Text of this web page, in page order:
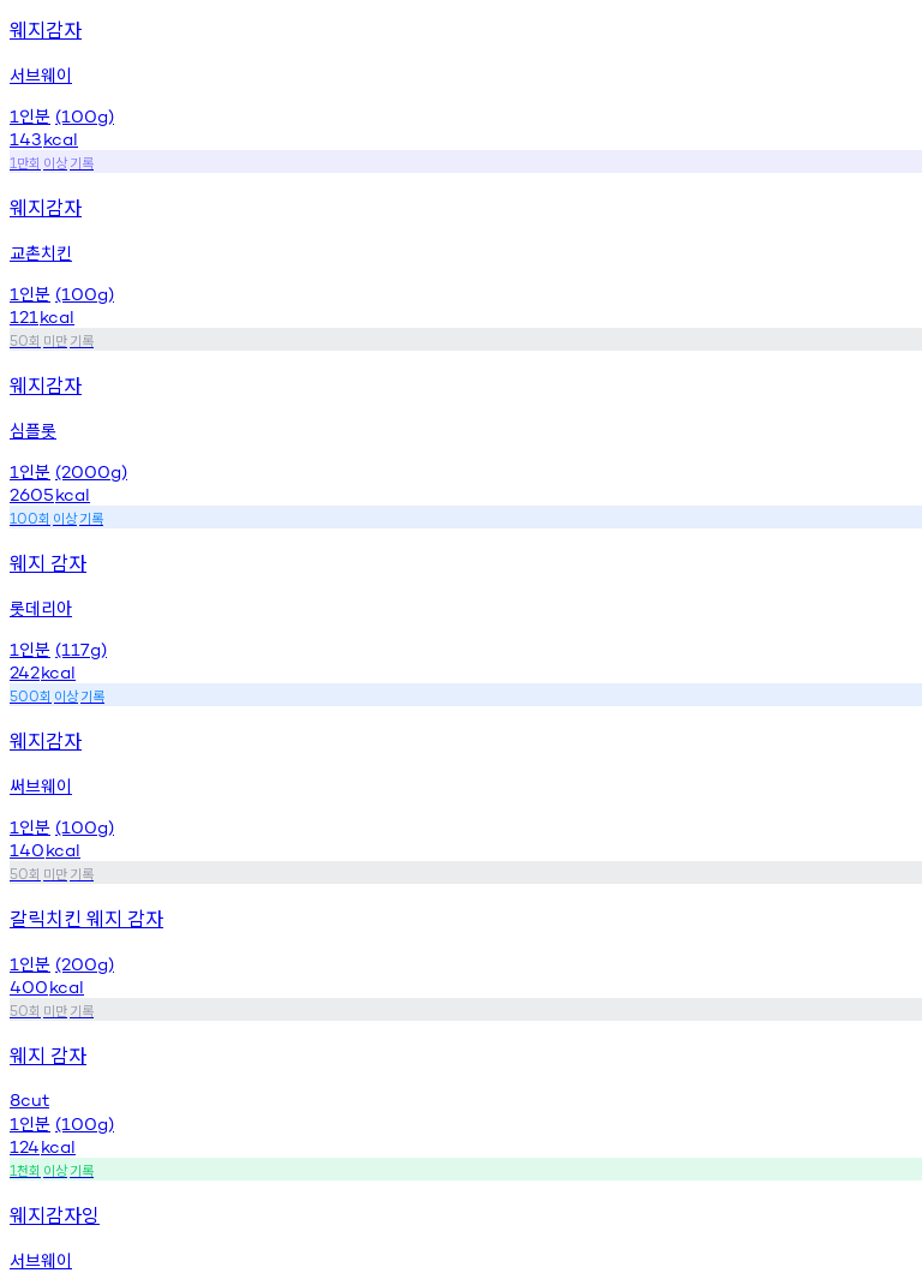
웨지감자
서브웨이
1 인분 (100g)
143kcal
1 만회 이상기록
웨지감자
교촌치킨
1 인분 (100g)
121 kcal
50회 미만기록
웨지감자
심플롯
1 인분 (2000g)
2605kcal
100회 이상기록
웨지 감자
롯데리아
1 인분 (117g)
242kcal
500회 이상기록
웨지감자
써브웨이
1 인분 (100g)
140kcal
50회 미만기록
갈릭치킨 웨지 감자
1 인분 (200g)
400kcal
50회 미만기록
웨지 감자
8cut
1 인분 (100g)
124kcal
1천회 이상기록
웨지감자잉
서브웨이